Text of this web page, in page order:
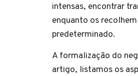
intensas, encontrar
enquanto os
predeterminado.
A formalização do
artigo, listamos os